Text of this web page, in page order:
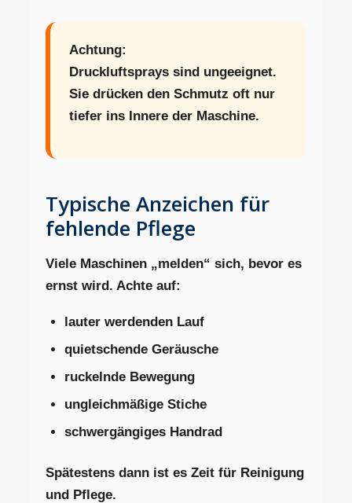
Achtung:
Druckluftsprays sind ungeeignet.
Sie drücken den Schmutz oft nur
tiefer ins Innere der Maschine.
Typische Anzeichen für
fehlende Pflege
Viele Maschinen „melden“ sich, bevor es
ernst wird. Achte auf:
lauter werdenden Lauf
quietschende Geräusche
ruckelnde Bewegung
ungleichmäßige Stiche
schwergängiges Handrad
Spätestens dann ist es Zeit für Reinigung
und Pflege.